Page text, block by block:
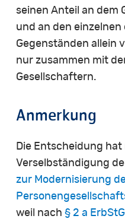
seinen Anteil an dem
und an den
Gegenständen allein
nur zusammen mit
Gesellschaftern.
Anmerkung
Die Entscheidung
Verselbständigung
zur Modernisierung
weil nach § 2 a ErbStG